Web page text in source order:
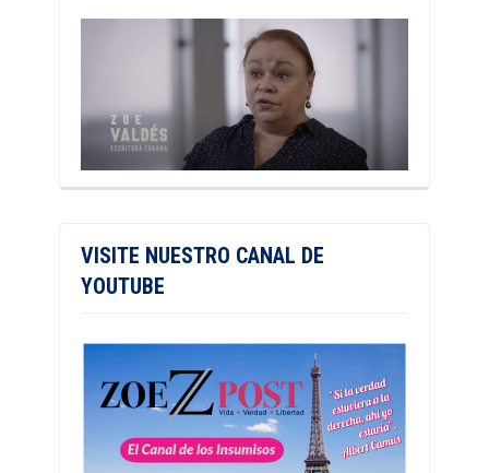
VISITE NUESTRO CANAL DE
YOUTUBE